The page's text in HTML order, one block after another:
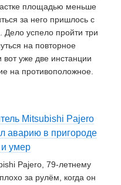
площадью меньше
за него пришлось с
Дело успело пройти три
на повторное
вот уже две инстанции
на противоположное.
Mitsubishi Pajero
аварию в пригороде
и умер
Pajero, 79-летнему
за рулём, когда он